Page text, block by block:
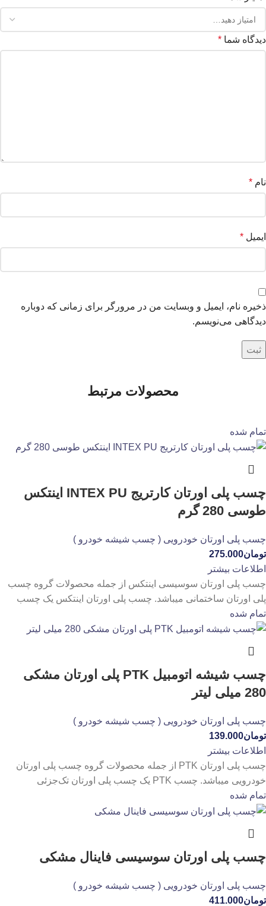
دیدگاه شما *
نام *
ایمیل *
ذخیره نام، ایمیل و وبسایت من در مرورگر برای زمانی که دوباره
دیدگاهی می‌نویسم.
محصولات مرتبط
تمام شده
چسب پلی اورتان کارتریج INTEX PU اینتکس
طوسی 280 گرم
چسب پلی اورتان خودرویی ( چسب شیشه خودرو )
تومان275.000
اطلاعات بیشتر
چسب پلی اورتان سوسیسی اینتکس از جمله محصولات گروه چسب
پلی اورتان ساختمانی میباشد. چسب پلی اورتان اینتکس یک چسب
تمام شده
چسب شیشه اتومبیل PTK پلی اورتان مشکی
280 میلی لیتر
چسب پلی اورتان خودرویی ( چسب شیشه خودرو )
تومان139.000
اطلاعات بیشتر
چسب پلی اورتان PTK از جمله محصولات گروه چسب پلی اورتان
خودرویی میباشد. چسب PTK یک چسب پلی‌ اورتان تک‌جزئی
تمام شده
چسب پلی اورتان سوسیسی فاینال مشکی
چسب پلی اورتان خودرویی ( چسب شیشه خودرو )
تومان411.000